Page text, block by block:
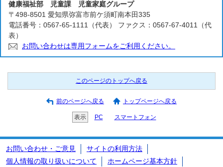
健康福祉部 児童課 児童家庭グループ
〒498-8501 愛知県弥富市前ケ須町南本田335
電話番号：0567-65-1111（代表） ファクス：0567-67-4011（代
表）
お問い合わせは専用フォームをご利用ください。
このページのトップへ戻る
前のページへ戻る トップページへ戻る
表示 PC スマートフォン
お問い合わせ・ご意見
サイトの利用方法
個人情報の取り扱いについて
ホームページ基本方針